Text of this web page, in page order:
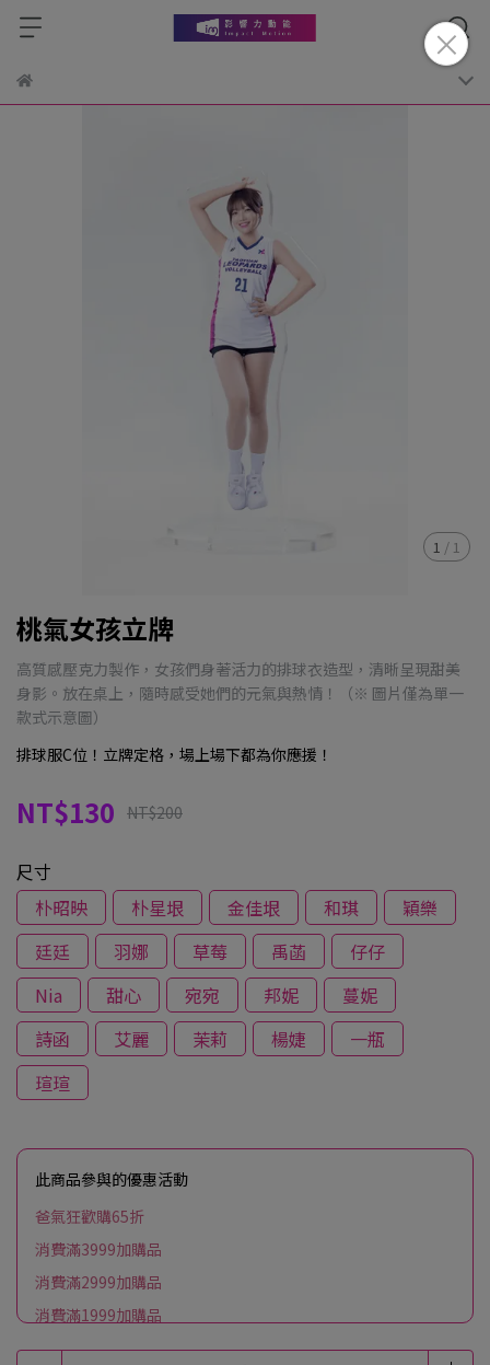
1 / 1
桃氣女孩立牌
高質感壓克力製作，女孩們身著活力的排球衣造型，清晰呈現甜美
身影。放在桌上，隨時感受她們的元氣與熱情！（※ 圖片僅為單一
款式示意圖）
排球服C位！立牌定格，場上場下都為你應援！
NT$130 NT$200
尺寸
朴昭映
朴星垠 金佳垠 和琪
穎樂
廷廷
羽娜 草莓 禹菡
仔仔
Nia
甜心 宛宛 邦妮
蔓妮
詩函
艾麗 茉莉 楊婕
一瓶
瑄瑄
此商品參與的優惠活動
爸氣狂歡購65折
消費滿3999加購品
消費滿2999加購品
消費滿1999加購品